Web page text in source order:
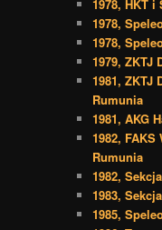
1978, HKT i
1978,
1978,
1979, ZKTJ
1981, ZKTJ
Rumunia
1981, AKG
1982, FAKS
Rumunia
1982,
1983,
1985,